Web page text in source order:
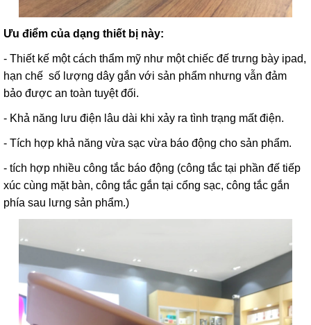
Ưu điểm của dạng thiết bị này:
- Thiết kế một cách thẩm mỹ như một chiếc đế trưng bày ipad,
hạn chế số lượng dây gắn với sản phẩm nhưng vẫn đảm
bảo được an toàn tuyệt đối.
- Khả năng lưu điện lâu dài khi xảy ra tình trạng mất điện.
- Tích hợp khả năng vừa sạc vừa báo động cho sản phẩm.
- tích hợp nhiều công tắc báo động (công tắc tại phần đế tiếp
xúc cùng mặt bàn, công tắc gắn tại cổng sạc, công tắc gắn
phía sau lưng sản phẩm.)